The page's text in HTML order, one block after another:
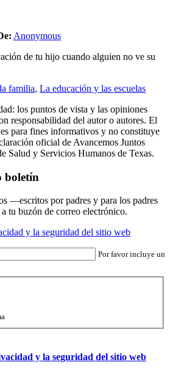
Anonymous
de tu hijo cuando alguien no ve su
familia, La educación y las escuelas
los puntos de vista y las opiniones
responsabilidad del autor o autores. El
para fines informativos y no constituye
oficial de Avancemos Juntos
Salud y Servicios Humanos de Texas.
boletín
—escritos por padres y para los padres
tu buzón de correo electrónico.
y la seguridad del sitio web
Por favor incluye un
y la seguridad del sitio web